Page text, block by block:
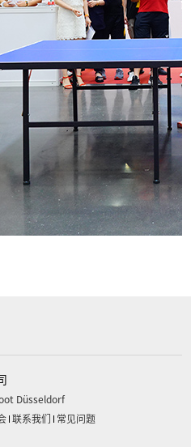
Düsseldorf
联系我们
常见问题